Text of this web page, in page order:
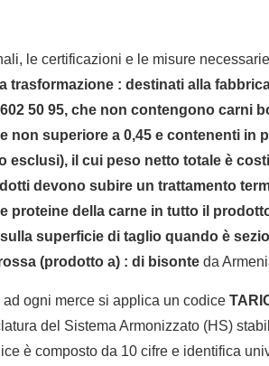
le certificazioni e le misure
trasformazione : destinati alla
50 95, che non contengono carni
non superiore a 0,45 e contenenti in
esclusi), il cui peso netto totale è
devono subire un trattamento
proteine della carne in tutto il
superficie di taglio quando è
(prodotto a) : di bisonte da
ogni merce si applica un codice
del Sistema Armonizzato (HS)
è composto da 10 cifre e identifica